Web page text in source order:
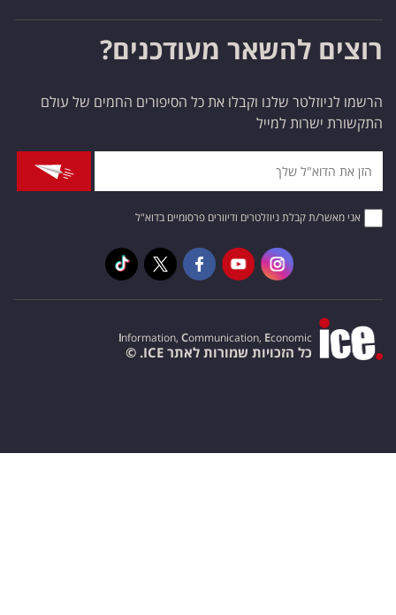
רוצים להשאר מעודכנים?
הרשמו לניוזלטר שלנו וקבלו את כל הסיפורים החמים של עולם
התקשורת ישרות למייל
אני מאשר/ת קבלת ניוזלטרים ודיוורים פרסומיים בדוא"ל
Information, Communication, Economic
כל הזכויות שמורות לאתר ICE. ©